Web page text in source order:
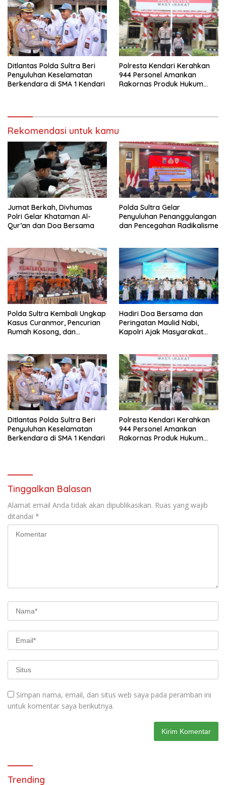
Indonesia
Ditlantas Polda Sultra Beri
Penyuluhan Keselamatan
Berkendara di SMA 1 Kendari
Polresta Kendari Kerahkan
944 Personel Amankan
Rakornas Produk Hukum
Rekomendasi untuk kamu
Jumat Berkah, Divhumas
Polri Gelar Khataman Al-
Qur’an dan Doa Bersama
Polda Sultra Gelar
Penyuluhan Penanggulangan
dan Pencegahan Radikalisme
Polda Sultra Kembali Ungkap
Kasus Curanmor, Pencurian
Rumah Kosong, dan
Hadiri Doa Bersama dan
Peringatan Maulid Nabi,
Kapolri Ajak Masyarakat
Indonesia
Ditlantas Polda Sultra Beri
Penyuluhan Keselamatan
Berkendara di SMA 1 Kendari
Polresta Kendari Kerahkan
944 Personel Amankan
Rakornas Produk Hukum
Tinggalkan Balasan
Alamat email Anda tidak akan dipublikasikan. Ruas yang wajib
ditandai *
Simpan nama, email, dan situs web saya pada peramban ini
untuk komentar saya berikutnya.
Trending